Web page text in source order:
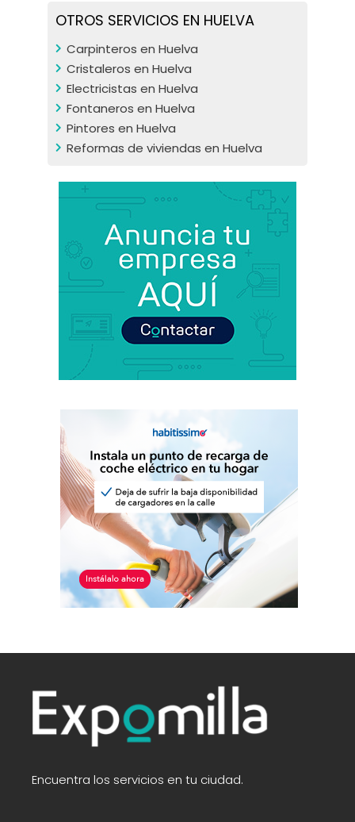
OTROS SERVICIOS EN HUELVA
Carpinteros en Huelva
Cristaleros en Huelva
Electricistas en Huelva
Fontaneros en Huelva
Pintores en Huelva
Reformas de viviendas en Huelva
Encuentra los servicios en tu ciudad.